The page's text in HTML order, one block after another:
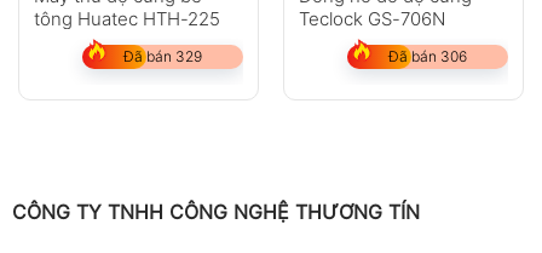
tông Huatec HTH-225
Đã bán 329
Teclock GS-706N
Đã bán 306
CÔNG TY TNHH CÔNG NGHỆ THƯƠNG TÍN